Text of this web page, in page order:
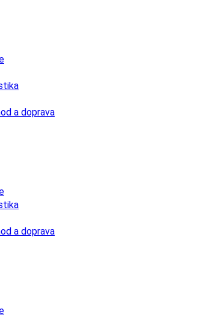
a doprava
a doprava